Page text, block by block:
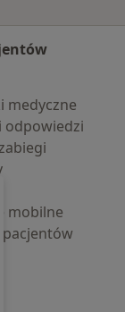
medyczne
odpowiedzi
mobilne
pacjentów